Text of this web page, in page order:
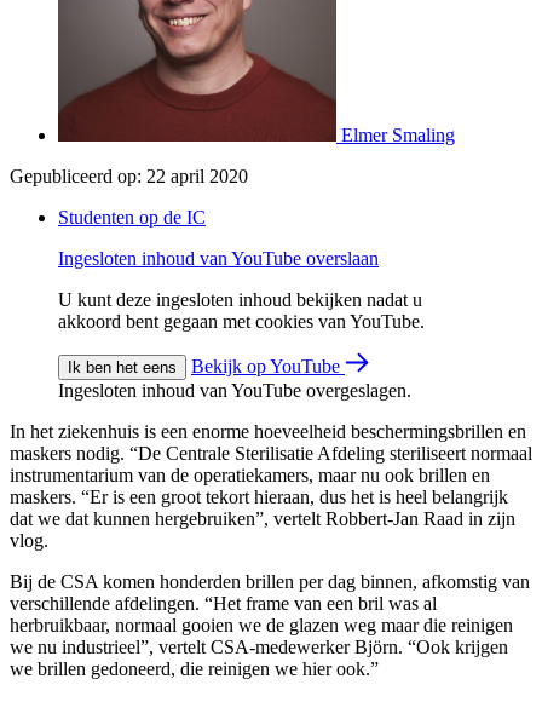
Elmer Smaling
Gepubliceerd op: 22 april 2020
Studenten op de IC
Ingesloten inhoud van YouTube overslaan
U kunt deze ingesloten inhoud bekijken nadat u
akkoord bent gegaan met cookies van YouTube.
Ik ben het eens
Bekijk op YouTube
Ingesloten inhoud van YouTube overgeslagen.
In het ziekenhuis is een enorme hoeveelheid beschermingsbrillen en
maskers nodig. “De Centrale Sterilisatie Afdeling steriliseert normaal
instrumentarium van de operatiekamers, maar nu ook brillen en
maskers. “Er is een groot tekort hieraan, dus het is heel belangrijk
dat we dat kunnen hergebruiken”, vertelt Robbert-Jan Raad in zijn
vlog.
Bij de CSA komen honderden brillen per dag binnen, afkomstig van
verschillende afdelingen. “Het frame van een bril was al
herbruikbaar, normaal gooien we de glazen weg maar die reinigen
we nu industrieel”, vertelt CSA-medewerker Björn. “Ook krijgen
we brillen gedoneerd, die reinigen we hier ook.”